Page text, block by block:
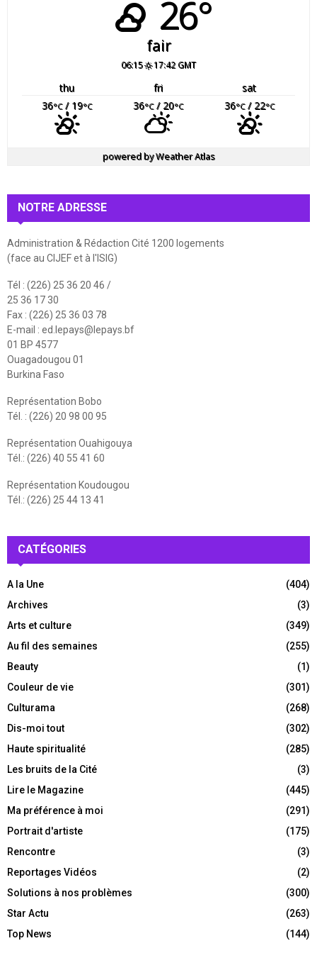
26°
fair
06:15 17:42 GMT
thu fri
sat
36°C/ 19°C 36°C/ 20°C 36°C/ 22°C
powered byWeather Atlas
NOTRE ADRESSE
Administration & Rédaction Cité 1200 logements
(face au CIJEF et à l'ISIG)
Tél : (226) 25 36 20 46 /
25 36 17 30
Fax : (226) 25 36 03 78
E-mail : ed.lepays@lepays.bf
01 BP 4577
Ouagadougou 01
Burkina Faso
Représentation Bobo
Tél. : (226) 20 98 00 95
Représentation Ouahigouya
Tél.: (226) 40 55 41 60
Représentation Koudougou
Tél.: (226) 25 44 13 41
CATÉGORIES
A la Une
(404)
Archives
(3)
Arts et culture
(349)
Au fil des semaines
(255)
Beauty
(1)
Couleur de vie
(301)
Culturama
(268)
Dis-moi tout
(302)
Haute spiritualité
(285)
Les bruits de la Cité
(3)
Lire le Magazine
(445)
Ma préférence à moi
(291)
Portrait d'artiste
(175)
Rencontre
(3)
Reportages Vidéos
(2)
Solutions à nos problèmes
(300)
Star Actu
(263)
Top News
(144)